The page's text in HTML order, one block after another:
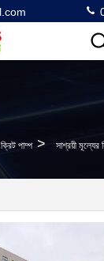
পাম্প > সাশ্রয়ী মূল্যের সিলিন্ডার টাইপ মোবাইল পাম্প জুমলিয়ন ৬৩ মিটার